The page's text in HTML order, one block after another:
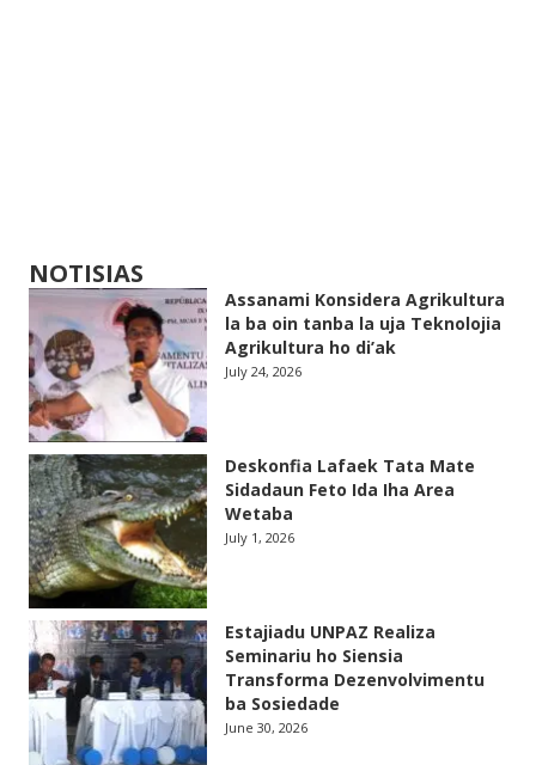
NOTISIAS
Assanami Konsidera Agrikultura
la ba oin tanba la uja Teknolojia
Agrikultura ho di’ak
July 24, 2026
Deskonfia Lafaek Tata Mate
Sidadaun Feto Ida Iha Area
Wetaba
July 1, 2026
Estajiadu UNPAZ Realiza
Seminariu ho Siensia
Transforma Dezenvolvimentu
ba Sosiedade
June 30, 2026